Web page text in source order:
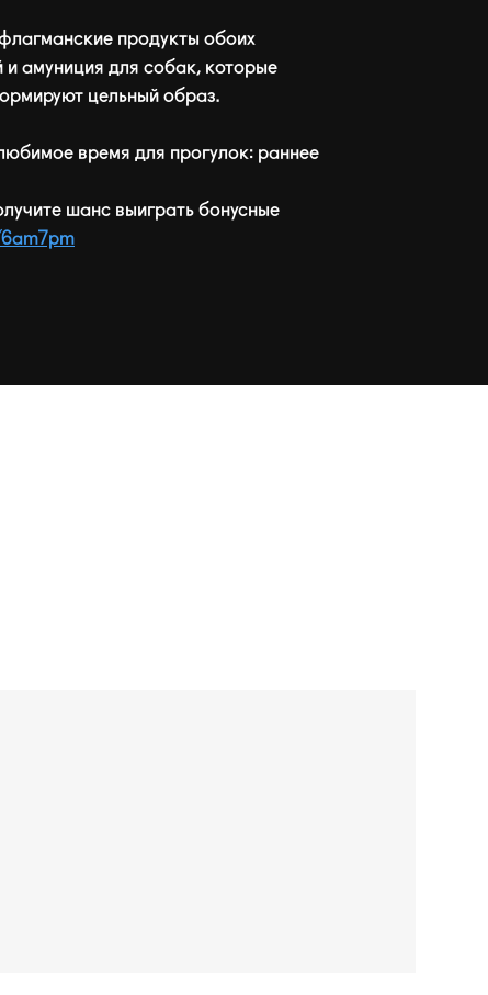
продукты обоих
амуниция для собак, которые
цельный образ.
время для прогулок: раннее
шанс выиграть бонусные